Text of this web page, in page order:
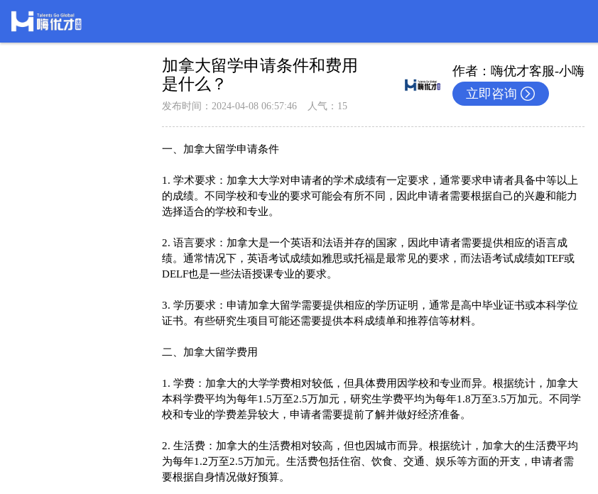
加拿大留学申请条件和费用
是什么？
发布时间：2024-04-08 06:57:46 人气：15
作者：嗨优才客服-小嗨
立即咨询
一、加拿大留学申请条件
1. 学术要求：加拿大大学对申请者的学术成绩有一定要求，通常要求申请者具备中等以上
的成绩。不同学校和专业的要求可能会有所不同，因此申请者需要根据自己的兴趣和能力
选择适合的学校和专业。
2. 语言要求：加拿大是一个英语和法语并存的国家，因此申请者需要提供相应的语言成
绩。通常情况下，英语考试成绩如雅思或托福是最常见的要求，而法语考试成绩如TEF或
DELF也是一些法语授课专业的要求。
3. 学历要求：申请加拿大留学需要提供相应的学历证明，通常是高中毕业证书或本科学位
证书。有些研究生项目可能还需要提供本科成绩单和推荐信等材料。
二、加拿大留学费用
1. 学费：加拿大的大学学费相对较低，但具体费用因学校和专业而异。根据统计，加拿大
本科学费平均为每年1.5万至2.5万加元，研究生学费平均为每年1.8万至3.5万加元。不同学
校和专业的学费差异较大，申请者需要提前了解并做好经济准备。
2. 生活费：加拿大的生活费相对较高，但也因城市而异。根据统计，加拿大的生活费平均
为每年1.2万至2.5万加元。生活费包括住宿、饮食、交通、娱乐等方面的开支，申请者需
要根据自身情况做好预算。